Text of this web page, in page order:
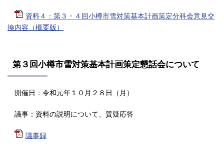
資料４：第３・４回小樽市雪対策基本計画策定分科会意見交
換内容（概要版）
第３回小樽市雪対策基本計画策定懇話会について
開催日：令和元年１０月２８日（月）
議事：資料の説明について、質疑応答
議事録